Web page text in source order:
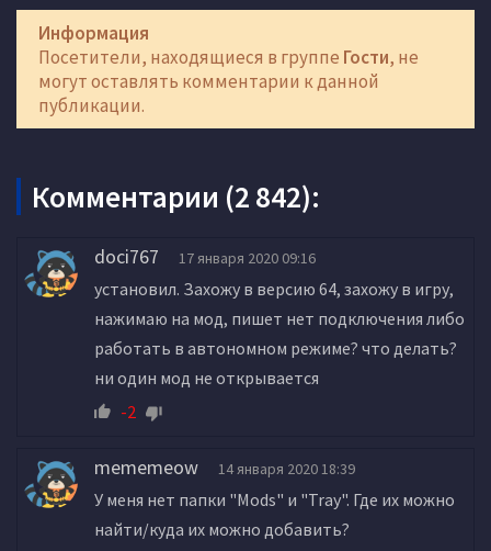
Информация
Посетители, находящиеся в группе Гости, не
могут оставлять комментарии к данной
публикации.
Комментарии (2 842):
doci767 17 января 2020 09:16
установил. Захожу в версию 64, захожу в игру,
нажимаю на мод, пишет нет подключения либо
работать в автономном режиме? что делать?
ни один мод не открывается
-2
mememeow 14 января 2020 18:39
У меня нет папки "Mods" и "Tray". Где их можно
найти/куда их можно добавить?